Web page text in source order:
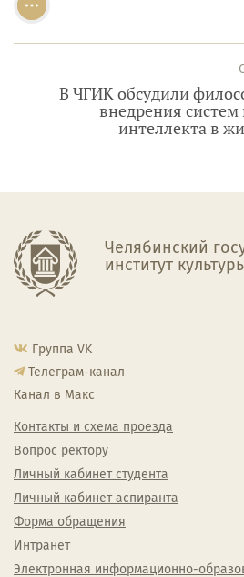
В ЧГИК обсудили
внедрения систем
интеллекта в
Челябинский
институт
Группа VK
Телеграм-канал
Канал в Макс
Контакты и схема проезда
Вопрос ректору
Личный кабинет студента
Личный кабинет аспиранта
Форма обращения
Интранет
Электронная информационно-